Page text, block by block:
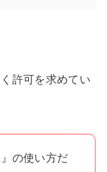
許可を求めてい
の使い方だ